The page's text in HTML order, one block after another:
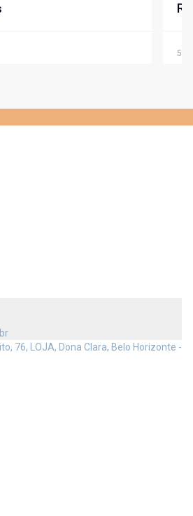
55
76, LOJA, Dona Clara, Belo Horizonte -